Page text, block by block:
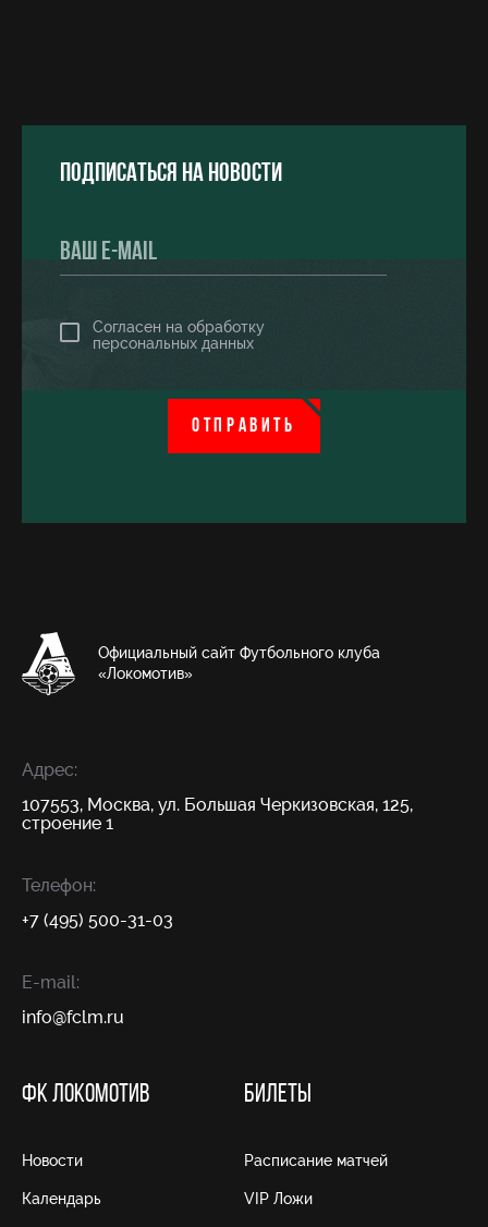
Подписаться на новости
Согласен на обработку
персональных данных
ОТПРАВИТЬ
Официальный сайт Футбольного клуба
«Локомотив»
Адрес:
107553, Москва, ул. Большая Черкизовская, 125,
строение 1
Телефон:
+7 (495) 500-31-03
E-mail:
info@fсlm.ru
ФК ЛОКОМОТИВ
Новости
Календарь
БИЛЕТЫ
Расписание матчей
VIP Ложи